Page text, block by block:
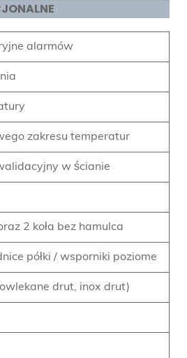
alarmów
zakresu temperatur
w ścianie
2 koła bez hamulca
półki / wsporniki poziome
drut, inox drut)